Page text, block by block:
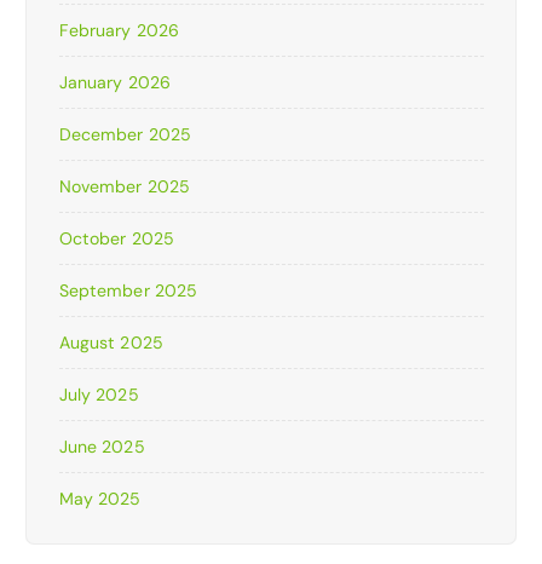
February 2026
January 2026
December 2025
November 2025
October 2025
September 2025
August 2025
July 2025
June 2025
May 2025